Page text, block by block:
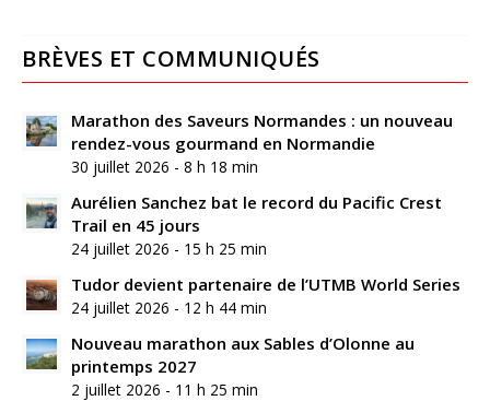
BRÈVES ET COMMUNIQUÉS
Marathon des Saveurs Normandes : un nouveau
rendez-vous gourmand en Normandie
30 juillet 2026 - 8 h 18 min
Aurélien Sanchez bat le record du Pacific Crest
Trail en 45 jours
24 juillet 2026 - 15 h 25 min
Tudor devient partenaire de l’UTMB World Series
24 juillet 2026 - 12 h 44 min
Nouveau marathon aux Sables d’Olonne au
printemps 2027
2 juillet 2026 - 11 h 25 min